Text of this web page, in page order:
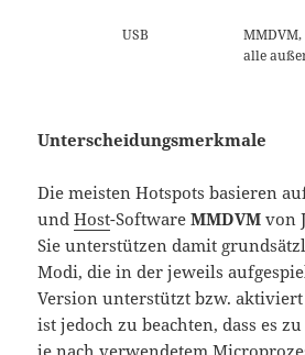
USB
MMDVM,
alle
Unterscheidungsmerkmale
Die meisten Hotspots basieren
undHost-SoftwareMMDVM von
Sie unterstützen damit
Modi, die in der jeweils
Version unterstützt bzw.
ist jedoch zu beachten, dass es
je nach verwendetem